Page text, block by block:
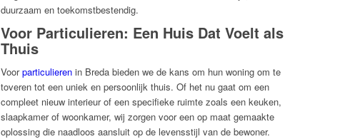
duurzaam en toekomstbestendig.
Voor Particulieren: Een Huis Dat Voelt als
Thuis
Voorparticulieren in Breda bieden we de kans om hun woning om te
toveren tot een uniek en persoonlijk thuis. Of het nu gaat om een
compleet nieuw interieur of een specifieke ruimte zoals een keuken,
slaapkamer of woonkamer, wij zorgen voor een op maat gemaakte
oplossing die naadloos aansluit op de levensstijl van de bewoner.